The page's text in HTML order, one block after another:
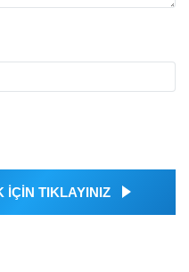
İÇİN TIKLAYINIZ